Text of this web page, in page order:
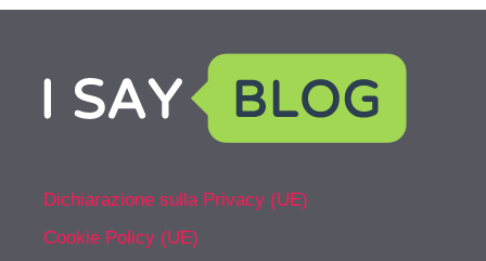
Dichiarazione sulla Privacy (UE)
Cookie Policy (UE)